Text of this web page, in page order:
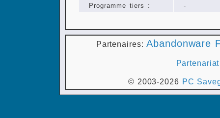
Programme tiers :
-
Partenaires:Abandonware
Partenariat
© 2003-2026 PC